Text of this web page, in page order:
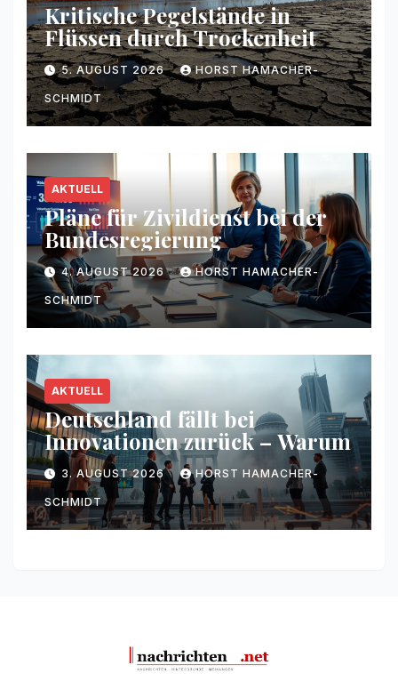
Kritische Pegelstände in
Flüssen durch Trockenheit
5. AUGUST 2026 HORST HAMACHER-
SCHMIDT
AKTUELL
Pläne für Zivildienst bei der
Bundesregierung
4. AUGUST 2026 HORST HAMACHER-
SCHMIDT
AKTUELL
Deutschland fällt bei
Innovationen zurück – Warum
3. AUGUST 2026 HORST HAMACHER-
SCHMIDT